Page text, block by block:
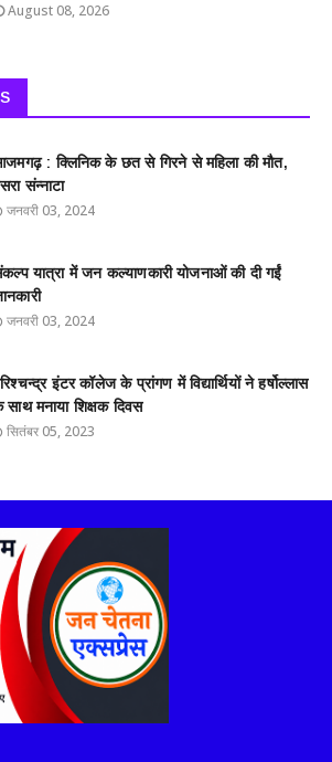
August 08, 2026
: क्लिनिक के छत से गिरने से महिला की मौत,
संन्नाटा
जनवरी 03, 2024
यात्रा में जन कल्याणकारी योजनाओं की दी गईं
जनवरी 03, 2024
इंटर कॉलेज के प्रांगण में विद्यार्थियों ने हर्षोल्लास
साथ मनाया शिक्षक दिवस
सितंबर 05, 2023